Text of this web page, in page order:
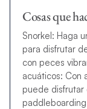
Cosas que
Snorkel: Haga
para disfrutar
con peces
acuáticos: Con
puede